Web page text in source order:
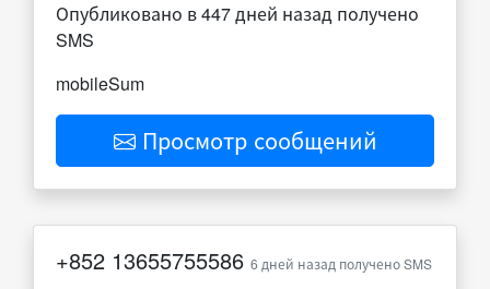
Опубликовано в 447 дней назад получено
SMS
mobileSum
Просмотр сообщений
+852 13655755586 6 дней назад получено SMS